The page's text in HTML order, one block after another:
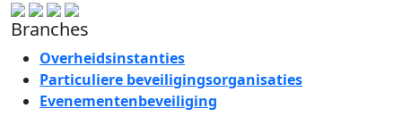
Branches
Overheidsinstanties
Particuliere beveiligingsorganisaties
Evenementenbeveiliging